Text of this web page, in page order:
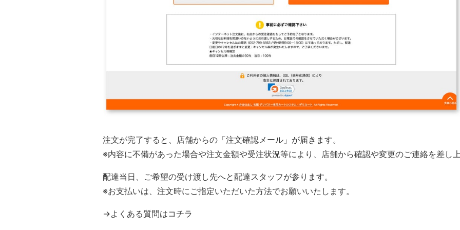
注文が完了すると、店舗からの「注文確認メール」が届きます。
※内容に不備があった場合や注文金額や受注状況等により、店舗から確認や変更のご連絡を差し
配達当日、ご希望の受け渡し先へと配達スタッフが参ります。
※お支払いは、注文時にご指定いただいた方法でお願いいたします。
→よくある質問はコチラ